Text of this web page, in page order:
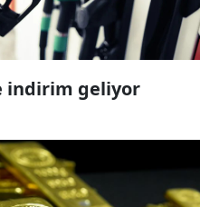
indirim geliyor